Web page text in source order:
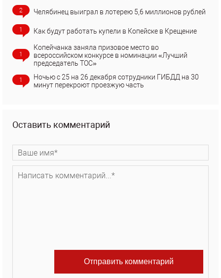
2 Челябинец выиграл в лотерею 5,6 миллионов рублей
1 Как будут работать купели в Копейске в Крещение
1
Копейчанка заняла призовое место во
всероссийском конкурсе в номинации «Лучший
председатель ТОС»
1
Ночью с 25 на 26 декабря сотрудники ГИБДД на 30
минут перекроют проезжую часть
Оставить комментарий